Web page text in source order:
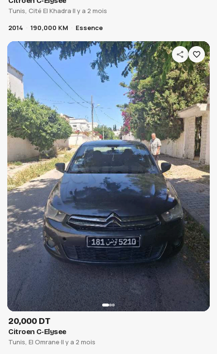
Tunis, Cité El Khadra·Il y a 2 mois
2014
190,000 KM Essence
20,000 DT
Citroen C-Elysee
Tunis, El Omrane·Il y a 2 mois